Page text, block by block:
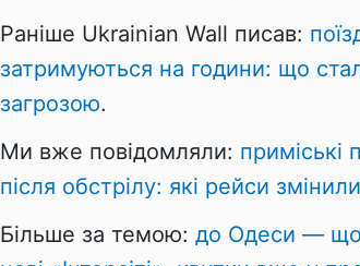
Раніше Ukrainian Wall писав:
затримуються на години: що
загрозою.
Ми вже повідомляли: приміські
після обстрілу: які рейси змінили
Більше за темою: до Одеси —